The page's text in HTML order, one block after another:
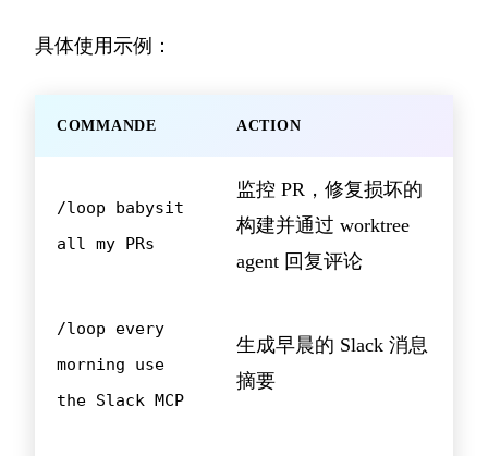
具体使用示例：
COMMANDE ACTION
/loop babysit
all my PRs
监控 PR，修复损坏的
构建并通过 worktree
agent 回复评论
/loop every
morning use
the Slack MCP
生成早晨的 Slack 消息
摘要